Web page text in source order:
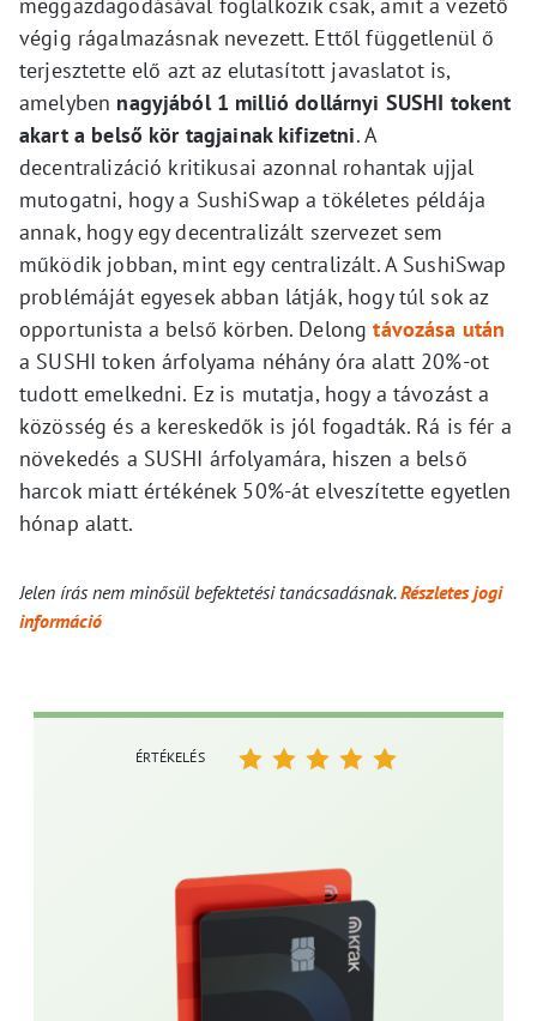
végig rágalmazásnak nevezett. Ettől függetlenül ő
terjesztette elő azt az elutasított javaslatot is,
amelyben nagyjából 1 millió dollárnyi SUSHI tokent
akart a belső kör tagjainak kifizetni. A
decentralizáció kritikusai azonnal rohantak ujjal
mutogatni, hogy a SushiSwap a tökéletes példája
annak, hogy egy decentralizált szervezet sem
működik jobban, mint egy centralizált. A SushiSwap
problémáját egyesek abban látják, hogy túl sok az
opportunista a belső körben. Delongtávozása után
a SUSHI token árfolyama néhány óra alatt 20%-ot
tudott emelkedni. Ez is mutatja, hogy a távozást a
közösség és a kereskedők is jól fogadták. Rá is fér a
növekedés a SUSHI árfolyamára, hiszen a belső
harcok miatt értékének 50%-át elveszítette egyetlen
hónap alatt.
Jelen írás nem minősül befektetési tanácsadásnak.Részletes jogi
információ
ÉRTÉKELÉS